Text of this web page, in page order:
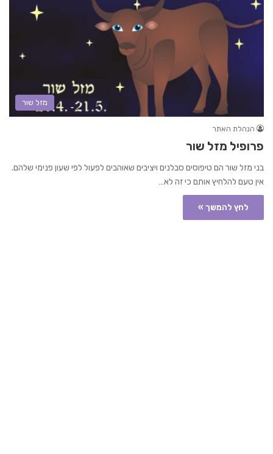
מזל שור
הנהלת האתר
פרופיל מזל שור
בני מזל שור הם טיפוסים סבלנים ויציבים שאוהבים לפעול לפי שעון פנימי שלהם.
אין טעם להלחיץ אותם כי זה לא…
לחץ להמשך »